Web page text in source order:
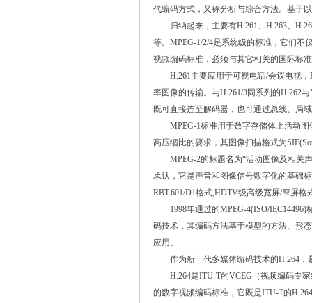
代编码方式，又称分析与综合方法。基于
归纳起来，主要有H.261、H.263、
等。MPEG-1/2/4是系统级的标准，它们不
视频编码标准，必须与其它相关的国际标
H.261主要应用于可视电话/会议电视，
率图像的传输。与H.261/3同系列的H.262
既可直接连至解码器，也可通过总线、局
MPEG-1标准用于数字存储体上活动图
高压缩比的要求，其图像扫描格式为
MPEG-2的标题名为“活动图像及相关声
承认，它是声音和图像信号数字化的基础
RBT.601/D1格式,HDTV级高级宽屏/窄屏格
1998年通过的MPEG-4(ISO/IEC14496)
码技术，其编码方法基于模型的方法、形
应用。
作为新一代多媒体编码技术的H.264，
H.264是ITU-T的VCEG（视频编码专家
的数字视频编码标准，它既是ITU-T的